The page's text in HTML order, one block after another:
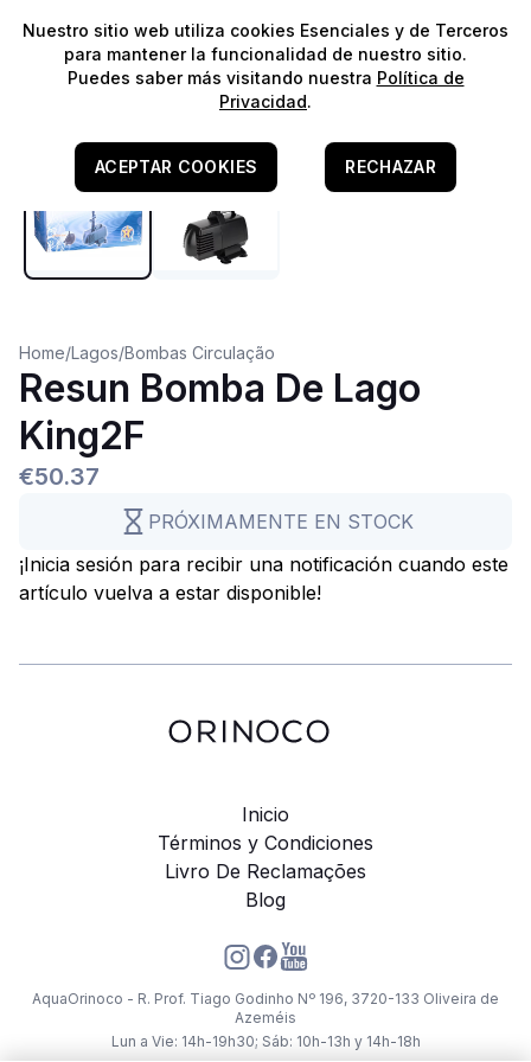
⭐️¡Envíos gratis para pedidos superiores a 60€!*⭐️
Home/Lagos/Bombas Circulação
Resun Bomba De Lago
King2F
€50.37
PRÓXIMAMENTE EN STOCK
¡Inicia sesión para recibir una notificación cuando este
artículo vuelva a estar disponible!
Inicio
Términos y Condiciones
Livro De Reclamações
Blog
AquaOrinoco - R. Prof. Tiago Godinho Nº 196, 3720-133 Oliveira de
Azeméis
Lun a Vie: 14h-19h30; Sáb: 10h-13h y 14h-18h
Nuestro sitio web utiliza cookies Esenciales y de Terceros
para mantener la funcionalidad de nuestro sitio.
Puedes saber más visitando nuestra Política de
Privacidad.
ACEPTAR COOKIES RECHAZAR